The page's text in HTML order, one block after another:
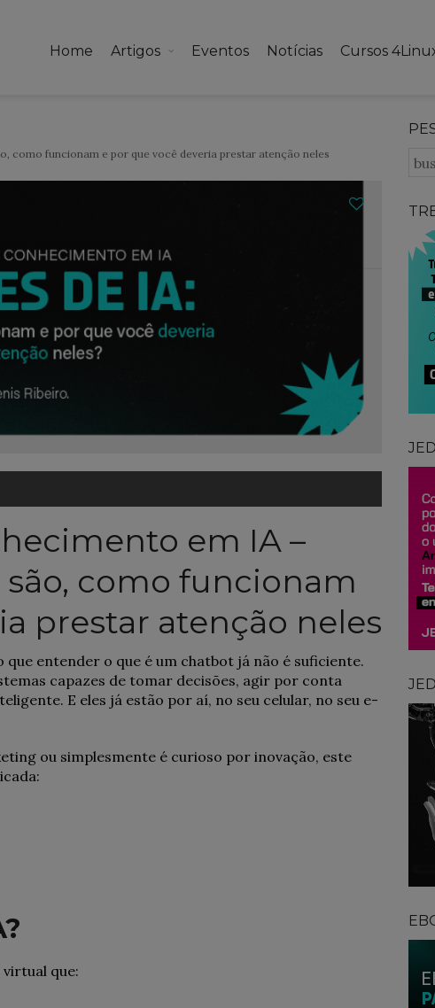
Home Artigos Eventos Notícias Cursos
como funcionam e por que você deveria prestar atenção neles
em IA –
como funcionam
prestar atenção neles
entender o que é um chatbot já não é suficiente.
capazes de tomar decisões, agir por conta
E eles já estão por aí, no seu celular, no seu e-
ou simplesmente é curioso por inovação, este
que: